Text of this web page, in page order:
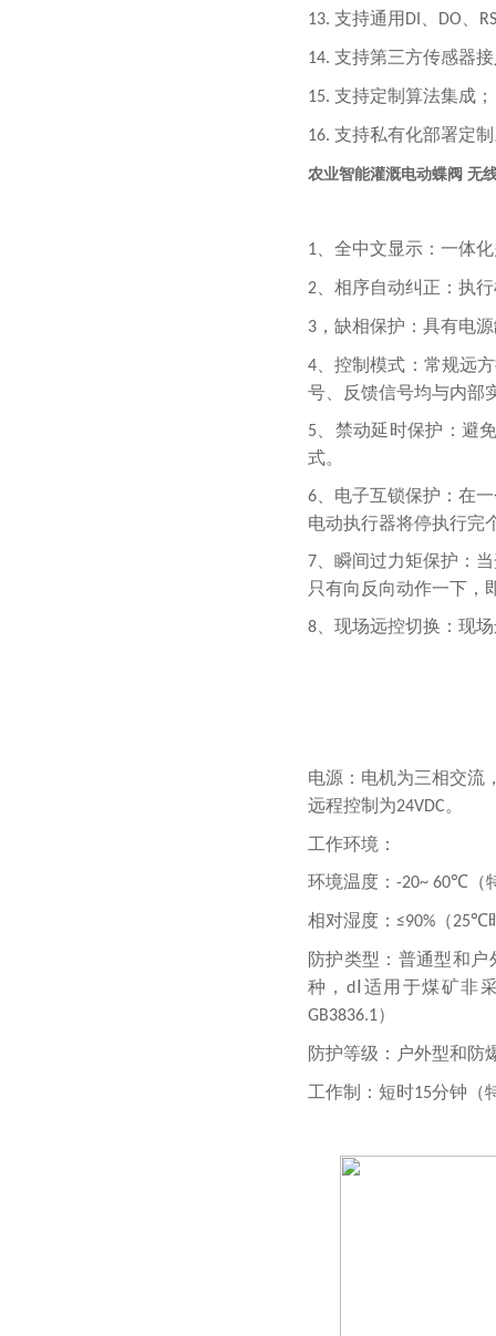
13. 支持通用 DI DO
14. 支持第三方传感器
15. 支持定制算法集成；
16. 支持私有化部署定
农业智能灌溉电动蝶阀 无
1 、全中文显示：一体
2、相序自动纠正：执
3，缺相保护：具有电
4、控制模式：常规远
号、反馈信号均与内部
5 、禁动延时保护：避
式。
6、电子互锁保护：在
电动执行器将停执行完
7、瞬间过力矩保护：
只有向反向动作一下，
8、现场远控切换：现
电源：电机为三相交流
远程控制为24VDC。
工作环境：
环境温度： -20~ 60℃（
相对湿度： ≤90%（25℃
防护类型：普通型和
种， dⅠ 适用于煤矿非
GB3836.1）
防护等级：户外型和防
工作制：短时15分钟（